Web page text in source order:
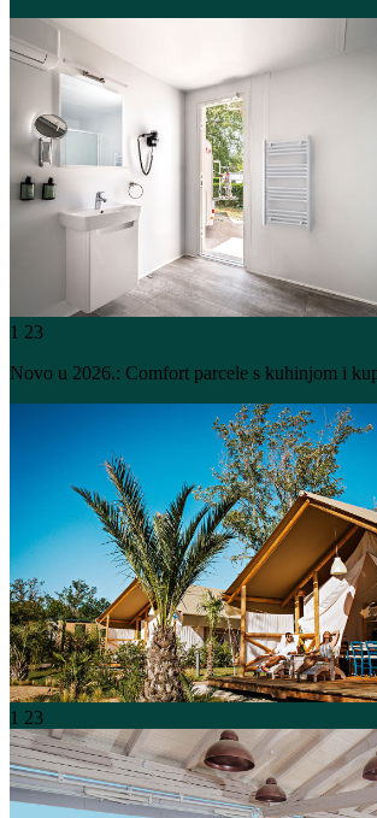
1 23
Novo u 2026.: Comfort parcele s kuhinjom i
1 23